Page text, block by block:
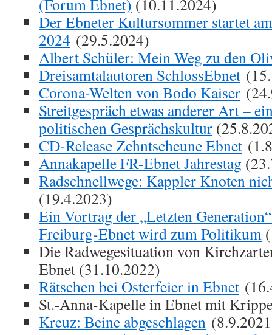
(Forum Ebnet) (10.11.2024)
Der Ebneter Kultursommer startet
2024 (29.5.2024)
Albert Schüler: Mein Weg zu den
Dreisamtalautoren SchlossEbnet
Corona-Welten von Bodo Kaiser
Streitgespräch etwas anderer Art –
politischen Gesprächskultur
CD-Release Zehntscheune Ebnet
Annakapelle FR-Ebnet Jahrestag
Radschnellwege: Kappler Knoten
(19.4.2023)
Ein Vortrag der „Letzten
Freiburg-Ebnet wird zum Politikum
Die Radwegesituation von
Ebnet (31.10.2022)
Rätschen bei Osterfeier in Ebnet
St.-Anna-Kapelle in Ebnet mit
Kreuz: Beine abgeschlagen